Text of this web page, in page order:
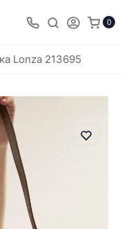
0
Lonza 213695